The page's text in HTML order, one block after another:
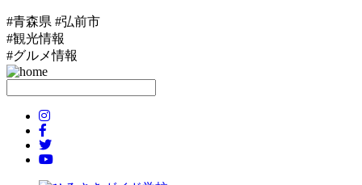
#青森県 #弘前市
#観光情報
#グルメ情報